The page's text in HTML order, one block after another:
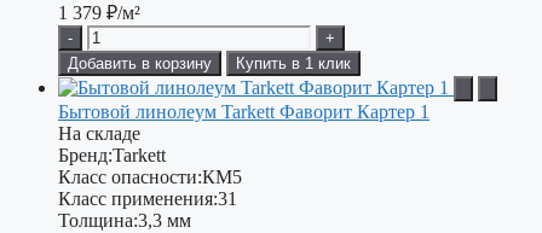
1 379 ₽/м²
-
+
Добавить в корзину
Купить в 1 клик
Бытовой линолеум Tarkett Фаворит Картер 1
На складе
Бренд:Tarkett
Класс опасности:КМ5
Класс применения:31
Толщина:3,3 мм